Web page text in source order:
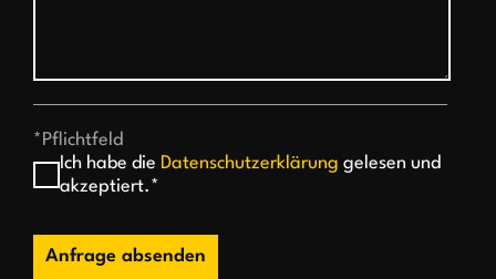
*Pflichtfeld
Ich habe die Datenschutzerklärung gelesen und
akzeptiert.*
Anfrage absenden